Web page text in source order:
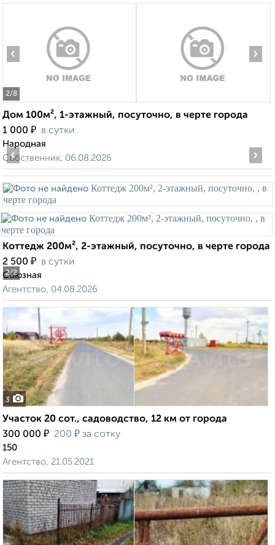
2/8
‹ ›
Дом 100м², 1-этажный, посуточно, в черте города
1 000 ₽ в сутки
Народная
Собственник, 06.08.2026
2/2
‹ ›
Коттедж 200м², 2-этажный, посуточно, в черте города
2 500 ₽ в сутки
Союзная
Агентство, 04.08.2026
3
Участок 20 сот., садоводство, 12 км от города
300 000 ₽ 200 ₽ за сотку
150
Агентство, 21.05.2021